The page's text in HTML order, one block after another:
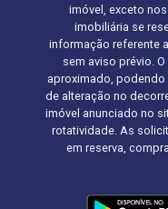
imóvel, exceto
imobiliária se
informação referente
sem aviso prévio.
aproximado, podendo
de alteração no
imóvel anunciado no
rotatividade. As
em reserva,